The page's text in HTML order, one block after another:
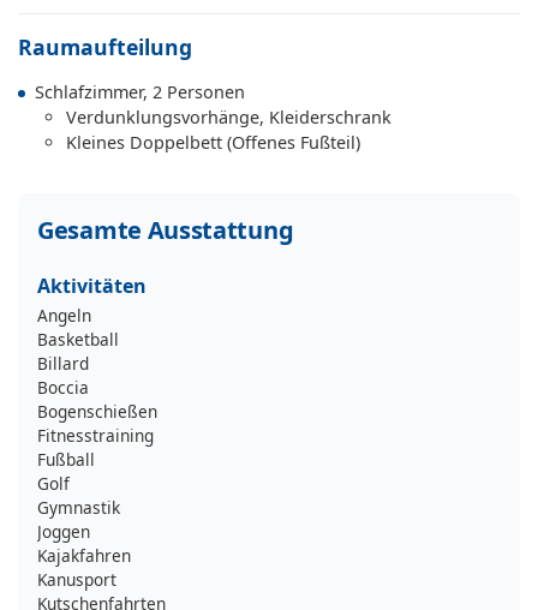
Raumaufteilung
Schlafzimmer, 2 Personen
Verdunklungsvorhänge, Kleiderschrank
Kleines Doppelbett (Offenes Fußteil)
Gesamte Ausstattung
Aktivitäten
Angeln
Basketball
Billard
Boccia
Bogenschießen
Fitnesstraining
Fußball
Golf
Gymnastik
Joggen
Kajakfahren
Kanusport
Kutschenfahrten